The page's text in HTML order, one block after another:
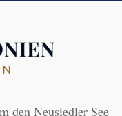
den Neusiedler See